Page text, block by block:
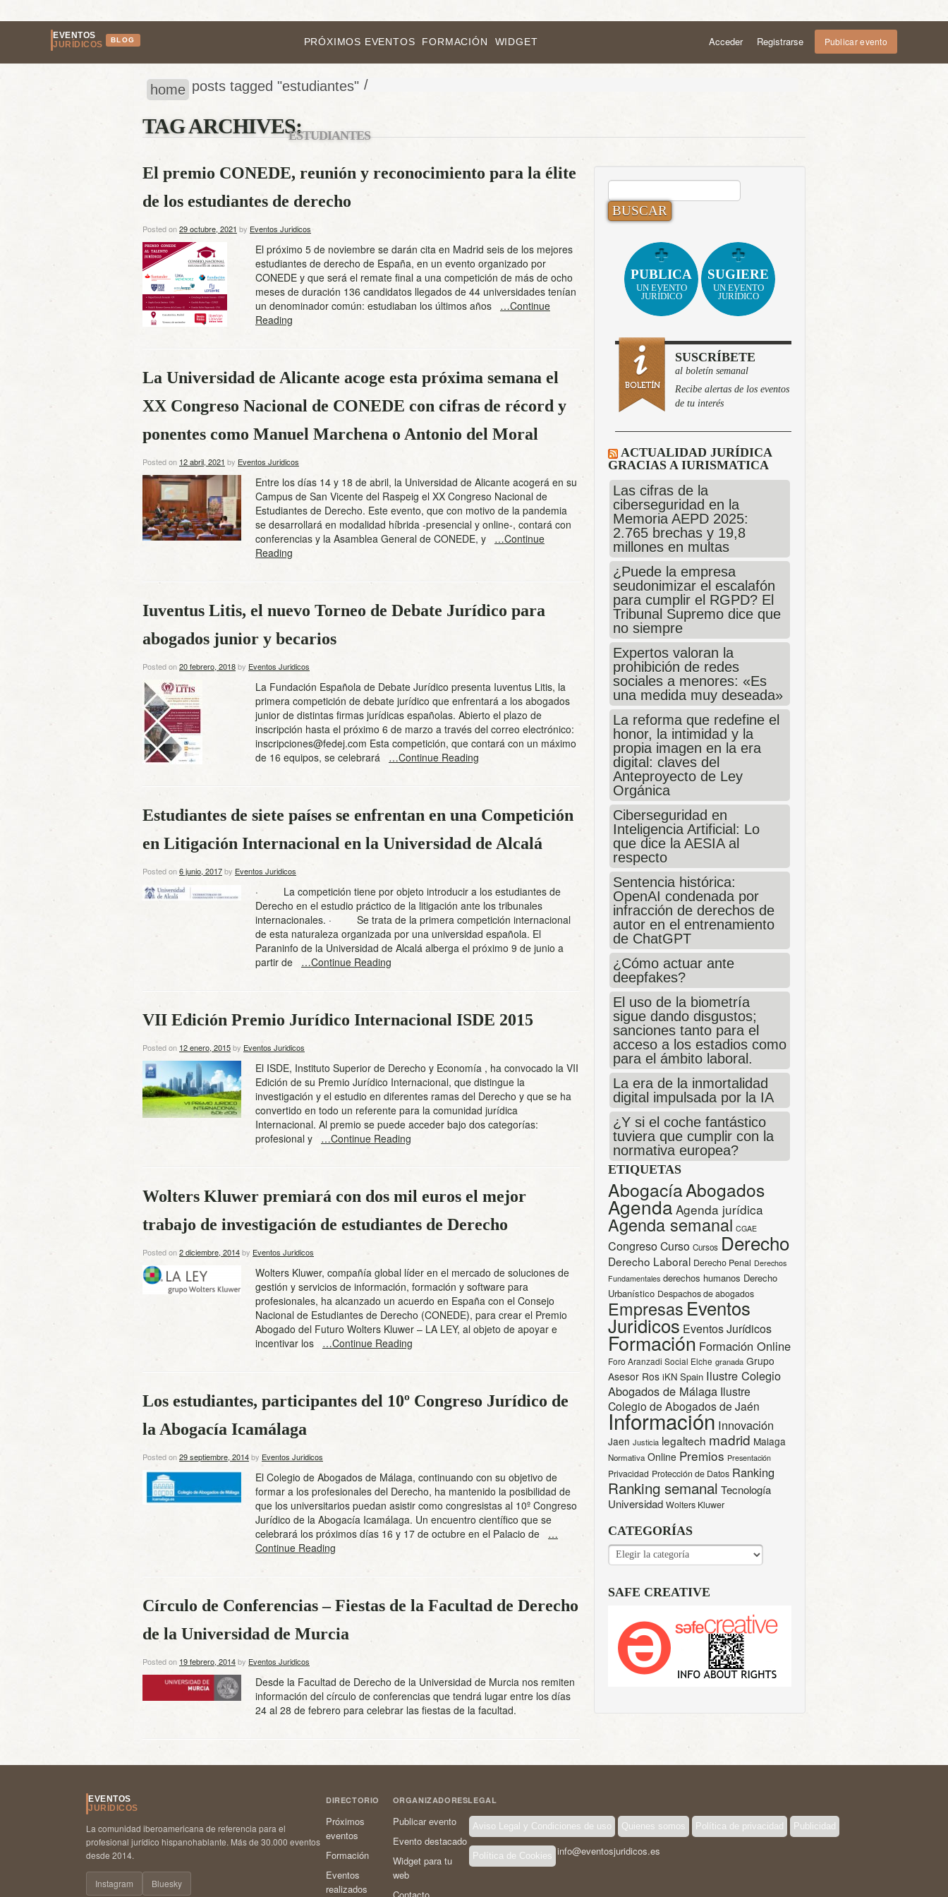
EVENTOS
JURÍDICOS
BLOG PRÓXIMOS EVENTOS FORMACIÓN WIDGET Acceder Registrarse Publicar evento
home /
posts tagged "estudiantes"
TAG ARCHIVES:ESTUDIANTES
El premio CONEDE, reunión y reconocimiento para la élite
de los estudiantes de derecho
Posted on29 octubre, 2021 by Eventos Juridicos
El próximo 5 de noviembre se darán cita en Madrid seis de los mejores
estudiantes de derecho de España, en un evento organizado por
CONEDE y que será el remate final a una competición de más de ocho
meses de duración 136 candidatos llegados de 44 universidades tenían
un denominador común: estudiaban los últimos años …Continue
Reading
La Universidad de Alicante acoge esta próxima semana el
XX Congreso Nacional de CONEDE con cifras de récord y
ponentes como Manuel Marchena o Antonio del Moral
Posted on 12 abril, 2021 by Eventos Juridicos
Entre los días 14 y 18 de abril, la Universidad de Alicante acogerá en su
Campus de San Vicente del Raspeig el XX Congreso Nacional de
Estudiantes de Derecho. Este evento, que con motivo de la pandemia
se desarrollará en modalidad híbrida -presencial y online-, contará con
conferencias y la Asamblea General de CONEDE, y …Continue
Reading
Iuventus Litis, el nuevo Torneo de Debate Jurídico para
abogados junior y becarios
Posted on20 febrero, 2018by Eventos Juridicos
La Fundación Española de Debate Jurídico presenta Iuventus Litis, la
primera competición de debate jurídico que enfrentará a los abogados
junior de distintas firmas jurídicas españolas. Abierto el plazo de
inscripción hasta el próximo 6 de marzo a través del correo electrónico:
inscripciones@fedej.com Esta competición, que contará con un máximo
de 16 equipos, se celebrará …Continue Reading
Estudiantes de siete países se enfrentan en una Competición
en Litigación Internacional en la Universidad de Alcalá
Posted on6 junio, 2017by Eventos Juridicos
· La competición tiene por objeto introducir a los estudiantes de
Derecho en el estudio práctico de la litigación ante los tribunales
internacionales. · Se trata de la primera competición internacional
de esta naturaleza organizada por una universidad española. El
Paraninfo de la Universidad de Alcalá alberga el próximo 9 de junio a
partir de …Continue Reading
VII Edición Premio Jurídico Internacional ISDE 2015
Posted on 12 enero, 2015by Eventos Juridicos
El ISDE, Instituto Superior de Derecho y Economía , ha convocado la VII
Edición de su Premio Jurídico Internacional, que distingue la
investigación y el estudio en diferentes ramas del Derecho y que se ha
convertido en todo un referente para la comunidad jurídica
Internacional. Al premio se puede acceder bajo dos categorías:
profesional y …Continue Reading
Wolters Kluwer premiará con dos mil euros el mejor
trabajo de investigación de estudiantes de Derecho
Posted on2 diciembre, 2014by Eventos Juridicos
Wolters Kluwer, compañía global líder en el mercado de soluciones de
gestión y servicios de información, formación y software para
profesionales, ha alcanzado un acuerdo en España con el Consejo
Nacional de Estudiantes de Derecho (CONEDE), para crear el Premio
Abogado del Futuro Wolters Kluwer – LA LEY, al objeto de apoyar e
incentivar los …Continue Reading
Los estudiantes, participantes del 10º Congreso Jurídico de
la Abogacía Icamálaga
Posted on29 septiembre, 2014by Eventos Juridicos
El Colegio de Abogados de Málaga, continuando con su objetivo de
formar a los profesionales del Derecho, ha mantenido la posibilidad de
que los universitarios puedan asistir como congresistas al 10º Congreso
Jurídico de la Abogacía Icamálaga. Un encuentro científico que se
celebrará los próximos días 16 y 17 de octubre en el Palacio de …
Continue Reading
Círculo de Conferencias – Fiestas de la Facultad de Derecho
de la Universidad de Murcia
Posted on 19 febrero, 2014by Eventos Juridicos
Desde la Facultad de Derecho de la Universidad de Murcia nos remiten
información del círculo de conferencias que tendrá lugar entre los días
24 al 28 de febrero para celebrar las fiestas de la facultad.
BUSCAR:
PUBLICA
UN EVENTO
JURÍDICO
SUGIERE
UN EVENTO
JURÍDICO
SUSCRÍBETE
al boletín semanal
Recibe alertas de los eventos
de tu interés
ACTUALIDAD JURÍDICA
GRACIAS A IURISMATICA
Las cifras de la
ciberseguridad en la
Memoria AEPD 2025:
2.765 brechas y 19,8
millones en multas
¿Puede la empresa
seudonimizar el escalafón
para cumplir el RGPD? El
Tribunal Supremo dice que
no siempre
Expertos valoran la
prohibición de redes
sociales a menores: «Es
una medida muy deseada»
La reforma que redefine el
honor, la intimidad y la
propia imagen en la era
digital: claves del
Anteproyecto de Ley
Orgánica
Ciberseguridad en
Inteligencia Artificial: Lo
que dice la AESIA al
respecto
Sentencia histórica:
OpenAI condenada por
infracción de derechos de
autor en el entrenamiento
de ChatGPT
¿Cómo actuar ante
deepfakes?
El uso de la biometría
sigue dando disgustos;
sanciones tanto para el
acceso a los estadios como
para el ámbito laboral.
La era de la inmortalidad
digital impulsada por la IA
¿Y si el coche fantástico
tuviera que cumplir con la
normativa europea?
ETIQUETAS
AbogacíaAbogados
Agenda Agenda jurídica
Agenda semanal CGAE
CongresoCurso Cursos Derecho
Derecho Laboral Derecho Penal Derechos
Fundamentales derechos humanos Derecho
Urbanístico Despachos de abogados
Empresas Eventos
Juridicos Eventos Jurídicos
Formación Formación Online
Foro Aranzadi Social Elche granada Grupo
Asesor Ros iKN Spain Ilustre Colegio
Abogados de Málaga Ilustre
Colegio de Abogados de Jaén
Información Innovación
Jaen Justicia legaltech madrid Malaga
Normativa Online Premios Presentación
Privacidad Protección de Datos Ranking
Ranking semanal Tecnología
Universidad Wolters Kluwer
CATEGORÍAS
CATEGORÍAS
SAFE CREATIVE
EVENTOS
JURÍDICOS
La comunidad iberoamericana de referencia para el
profesional jurídico hispanohablante. Más de 30.000 eventos
desde 2014.
Instagram Bluesky
DIRECTORIO
Próximos
eventos
Formación
Eventos
realizados
ORGANIZADORES
Publicar evento
Evento destacado
Widget para tu
web
LEGAL
Aviso Legal y Condiciones de uso Quienes somos Política de privacidad Publicidad
Política de Cookies info@eventosjuridicos.es